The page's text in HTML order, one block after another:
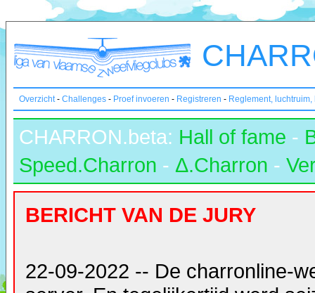
Overzicht- Challenges - Proef invoeren - Registreren - Reglement,
CHARRON.beta: Hall of fame -
Speed.Charron - Δ.Charron -
BERICHT VAN DE JURY
22-09-2022 -- De charronline-